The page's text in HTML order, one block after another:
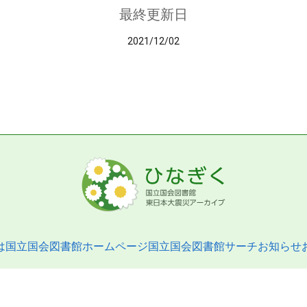
最終更新日
2021/12/02
国立国会図書館ホームページ国立国会図書館サーチお知らせ